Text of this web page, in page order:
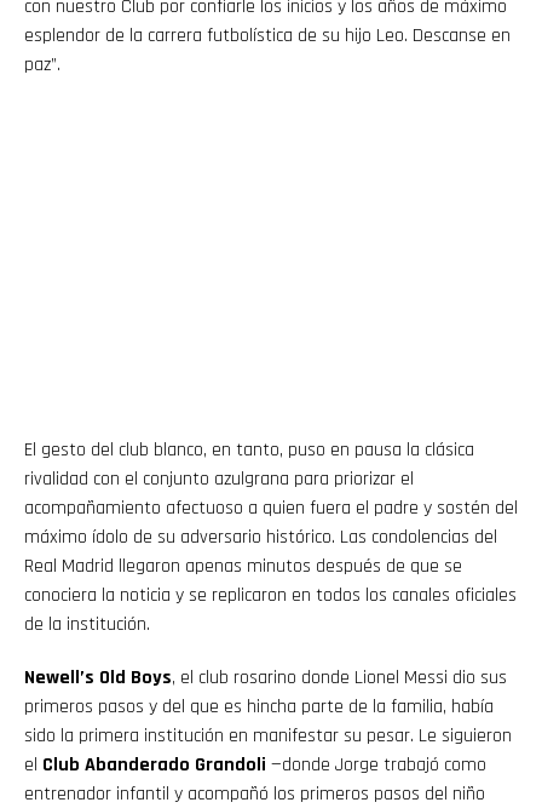
con nuestro Club por confiarle los inicios y los años de máximo
esplendor de la carrera futbolística de su hijo Leo. Descanse en
paz”.
El gesto del club blanco, en tanto, puso en pausa la clásica
rivalidad con el conjunto azulgrana para priorizar el
acompañamiento afectuoso a quien fuera el padre y sostén del
máximo ídolo de su adversario histórico. Las condolencias del
Real Madrid llegaron apenas minutos después de que se
conociera la noticia y se replicaron en todos los canales oficiales
de la institución.
Newell’s Old Boys, el club rosarino donde Lionel Messi dio sus
primeros pasos y del que es hincha parte de la familia, había
sido la primera institución en manifestar su pesar. Le siguieron
el Club Abanderado Grandoli —donde Jorge trabajó como
entrenador infantil y acompañó los primeros pasos del niño